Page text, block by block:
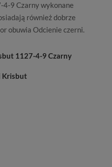
9 Czarny wykonane
również dobrze
obuwia Odcienie czerni.
1127-4-9 Czarny
Krisbut